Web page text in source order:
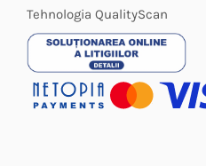
Tehnologia QualityScan